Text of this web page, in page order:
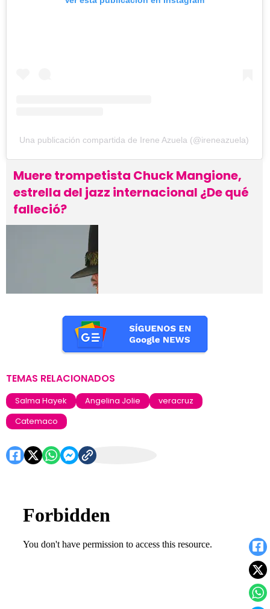
Una publicación compartida de Irene Azuela (@ireneazuela)
Muere trompetista Chuck Mangione,
estrella del jazz internacional ¿De qué
falleció?
TEMAS RELACIONADOS
Salma Hayek Angelina Jolie
veracruz
Catemaco